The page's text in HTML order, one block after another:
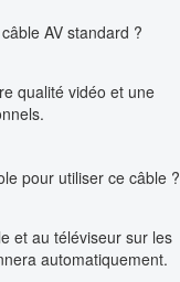
AV standard ?
qualité vidéo et une
pour utiliser ce câble ?
et au téléviseur sur les
automatiquement.